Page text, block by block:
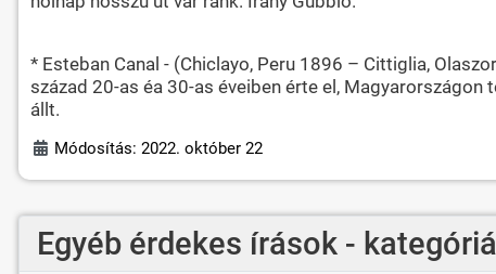
* Esteban Canal - (Chiclayo, Peru 1896 – Cittiglia,
század 20-as éa 30-as éveiben érte el,
állt.
Módosítás: 2022. október 22
Egyéb érdekes írások -